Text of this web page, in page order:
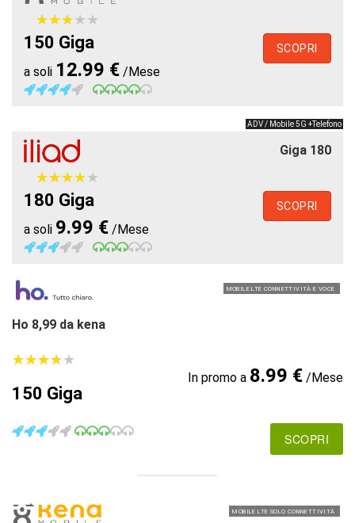
★★★★★
★★★★★
150 Giga
a soli 12.99 € /Mese
SCOPRI
ADV / Mobile 5G +Telefono
Giga 180
★★★★★
★★★★★
180 Giga
a soli 9.99 € /Mese
SCOPRI
MOBILE LTE CONNETTIVITÀ E VOCE
Ho 8,99 da kena
★★★★★
★★★★★
150 Giga
In promo a 8.99 €/Mese
SCOPRI
MOBILE LTE SOLO CONNETTIVITÀ